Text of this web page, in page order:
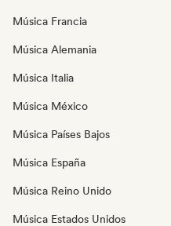
Música Francia
Música Alemania
Música Italia
Música México
Música Países Bajos
Música España
Música Reino Unido
Música Estados Unidos